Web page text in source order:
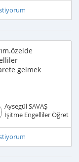
gelmek
Aysegül SAVAŞ
İşitme Engelliler